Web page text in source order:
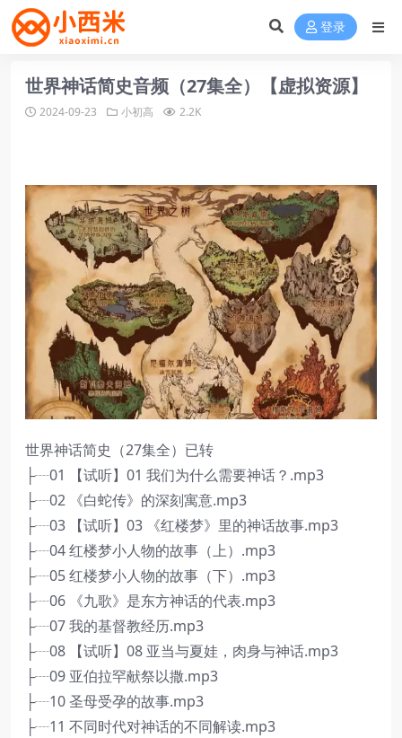
登录
世界神话简史音频（27集全）【虚拟资源】
2024-09-23 小初高 2.2K
世界神话简史（27集全）已转
├┈01 【试听】01 我们为什么需要神话？.mp3
├┈02 《白蛇传》的深刻寓意.mp3
├┈03 【试听】03 《红楼梦》里的神话故事.mp3
├┈04 红楼梦小人物的故事（上）.mp3
├┈05 红楼梦小人物的故事（下）.mp3
├┈06 《九歌》是东方神话的代表.mp3
├┈07 我的基督教经历.mp3
├┈08 【试听】08 亚当与夏娃，肉身与神话.mp3
├┈09 亚伯拉罕献祭以撒.mp3
├┈10 圣母受孕的故事.mp3
├┈11 不同时代对神话的不同解读.mp3